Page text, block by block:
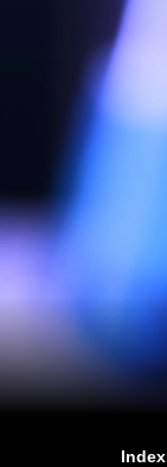
Index